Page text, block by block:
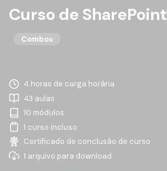
Curso de SharePoint
Combos
4 horas de carga horária
43 aulas
10 módulos
1 curso incluso
Certificado de conclusão de curso
1 arquivo para download